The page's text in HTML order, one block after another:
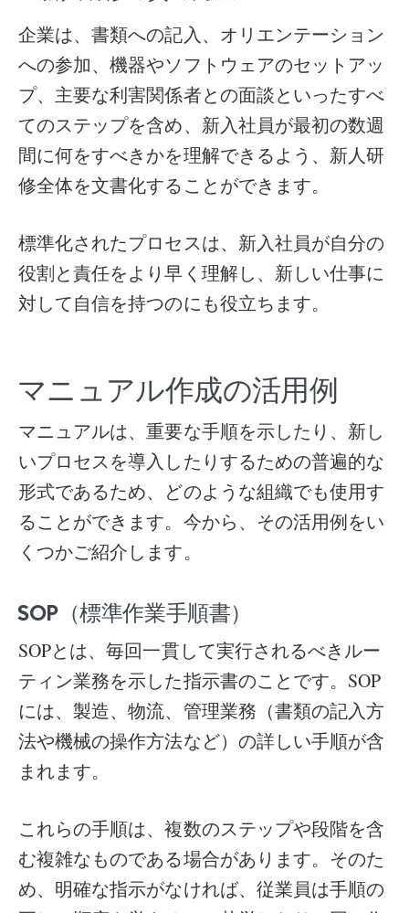
企業は、書類への記入、オリエンテーション
への参加、機器やソフトウェアのセットアッ
プ、主要な利害関係者との面談といったすべ
てのステップを含め、新入社員が最初の数週
間に何をすべきかを理解できるよう、新人研
修全体を文書化することができます。
標準化されたプロセスは、新入社員が自分の
役割と責任をより早く理解し、新しい仕事に
対して自信を持つのにも役立ちます。
マニュアル作成の活用例
マニュアルは、重要な手順を示したり、新し
いプロセスを導入したりするための普遍的な
形式であるため、どのような組織でも使用す
ることができます。今から、その活用例をい
くつかご紹介します。
SOP（標準作業手順書）
SOPとは、毎回一貫して実行されるべきルー
ティン業務を示した指示書のことです。SOP
には、製造、物流、管理業務（書類の記入方
法や機械の操作方法など）の詳しい手順が含
まれます。
これらの手順は、複数のステップや段階を含
む複雑なものである場合があります。そのた
め、明確な指示がなければ、従業員は手順の